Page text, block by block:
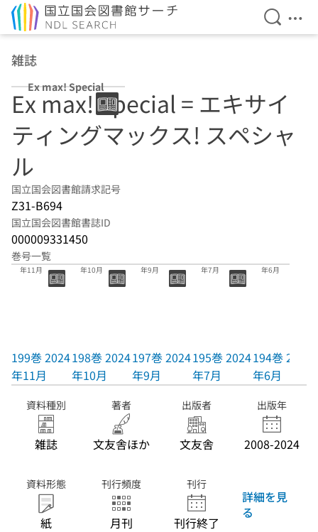
検索を
メ
雑誌
Ex max! Special
Ex max! Special = エキサイ
ティングマックス! スペシャ
ル
国立国会図書館請求記号
Z31-B694
国立国会図書館書誌ID
000009331450
巻号一覧
199巻 2024
年11月
199巻 2024
年11月
年10月
198巻 2024
年10月
年9月
197巻 2024
年9月
年7月
195巻 2024
年7月
年6月
194巻 2024
年6月
資料種別
雑誌
著者
文友舎ほか
出版者
文友舎
出版年
2008-2024
資料形態
紙
刊行頻度
月刊
刊行
刊行終了
詳細を見
る